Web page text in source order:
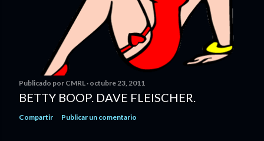
Publicado por CMRL octubre 23, 2011
BETTY BOOP. DAVE FLEISCHER.
Compartir Publicar un comentario